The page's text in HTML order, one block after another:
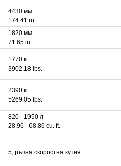
4430 мм
174.41 in.
1820 мм
71.65 in.
1770 кг
3902.18 lbs.
2390 кг
5269.05 lbs.
820 - 1950 л
28.96 - 68.86 cu. ft.
5, ръчна скоростна кутия